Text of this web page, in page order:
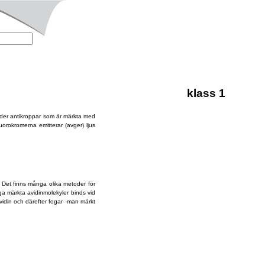
klass 1
antikroppar som är märkta med
emitterar (avger) ljus
finns många olika metoder för
märkta avidinmolekyler binds vid
och därefter fogar man märkt